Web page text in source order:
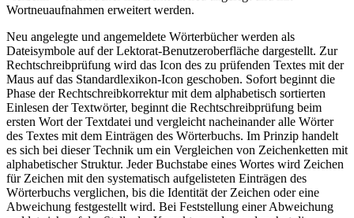
Wortneuaufnahmen erweitert werden.
Neu angelegte und angemeldete Wörterbücher werden als
Dateisymbole auf der Lektorat-Benutzeroberfläche dargestellt. Zur
Rechtschreibprüfung wird das Icon des zu prüfenden Textes mit der
Maus auf das Standardlexikon-Icon geschoben. Sofort beginnt die
Phase der Rechtschreibkorrektur mit dem alphabetisch sortierten
Einlesen der Textwörter, beginnt die Rechtschreibprüfung beim
ersten Wort der Textdatei und vergleicht nacheinander alle Wörter
des Textes mit dem Einträgen des Wörterbuchs. Im Prinzip handelt
es sich bei dieser Technik um ein Vergleichen von Zeichenketten mit
alphabetischer Struktur. Jeder Buchstabe eines Wortes wird Zeichen
für Zeichen mit den systematisch aufgelisteten Einträgen des
Wörterbuchs verglichen, bis die Identität der Zeichen oder eine
Abweichung festgestellt wird. Bei Feststellung einer Abweichung